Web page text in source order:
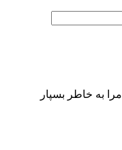
مرا به خاطر بسپار